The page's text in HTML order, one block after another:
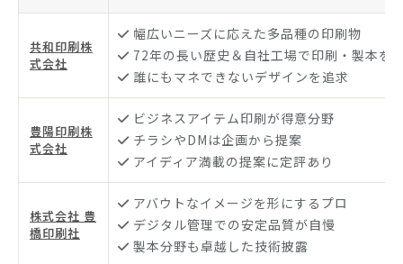
共和印刷株
式会社
幅広いニーズに応えた多品種の印刷物
72年の長い歴史＆自社工場で印刷・製本を
誰にもマネできないデザインを追求
豊陽印刷株
式会社
ビジネスアイテム印刷が得意分野
チラシやDMは企画から提案
アイディア満載の提案に定評あり
株式会社 豊
橋印刷社
アバウトなイメージを形にするプロ
デジタル管理での安定品質が自慢
製本分野も卓越した技術披露